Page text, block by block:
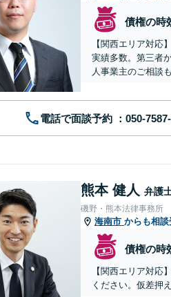
債権の時
【関西エリア対応
実績多数。第三者
人事業主のご相談も
電話で面談予約
熊本 健人 弁護
磯野・熊本法律事務所
海南市 からも相談
債権の時
【関西エリア対応
ください。仮差押